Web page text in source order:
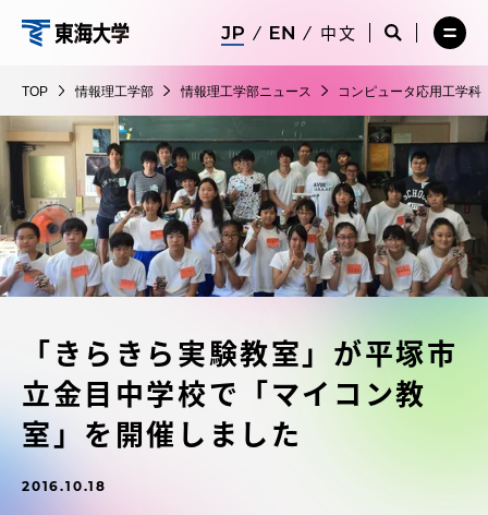
に
ス
キ
ッ
プ
報
理
工
部
中文
サ
検
索
を
開
く
サ
イ
索
を
閉
じ
る
メ
ー
を
開
TOP 情報理工学部 情報理工学部ニュース コンピュータ応用工学科
「きらきら実験教室」が平塚市
立金目中学校で「マイコン教
室」を開催しました
2016.10.18
メ
ニ
を
閉
じ
る
在学生・保護者向けポータル（TIPS）
受験・入学案内
教員・研究者ガイド
大学の概要
教育・研究
受験・入学案内